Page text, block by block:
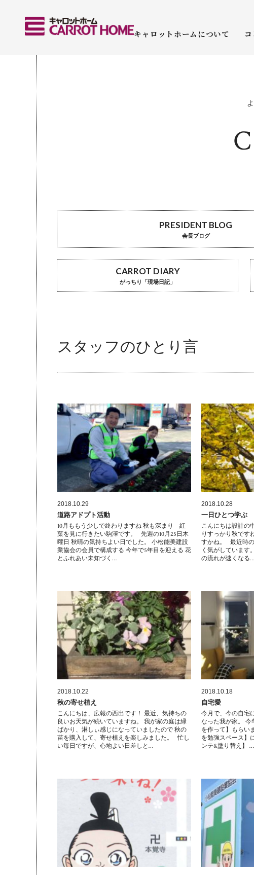
キャロットホームについて
PRESIDENT BLOG
会長ブログ
CARROT DIARY
がっちり「現場日記」
スタッフのひとり言
2018.10.29
道路アドプト活動
10月ももう少しで終わりますね 秋も深まり 紅
葉を見に行きたい駒澤です。 先週の10月25日木
曜日 秋晴の気持ちよい日でした。 小松能美建設
業協会の会員で構成する 今年で5年目を迎える 花
とふれあい未知づく…
2018.10.28
一日ひとつ学ぶ
こんにちは設計の
りすっかり秋です
すかね。 最近時
く気がしています
の流れが速くなる…
2018.10.22
秋の寄せ植え
こんにちは、広報の西出です！ 最近、気持ちの
良いお天気が続いていますね。 我が家の庭は緑
ばかり、淋しぃ感じになっていましたので 秋の
苗を購入して、寄せ植えを楽しみました。 忙し
い毎日ですが、心地よい日差しと…
2018.10.18
自宅愛
今月で、今の自宅
なった我が家。 今
を作って】もらい
を勉強スペース】
ンテ&塗り替え】 …